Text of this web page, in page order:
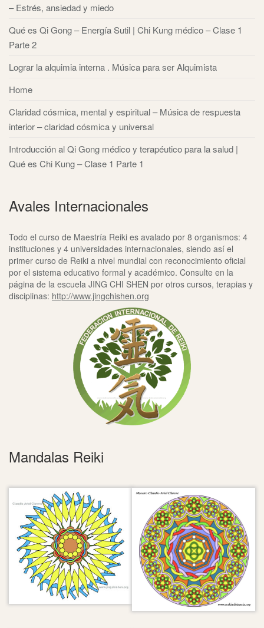
– Estrés, ansiedad y miedo
Qué es Qi Gong – Energía Sutil | Chi Kung médico – Clase 1
Parte 2
Lograr la alquimia interna . Música para ser Alquimista
Home
Claridad cósmica, mental y espiritual – Música de respuesta
interior – claridad cósmica y universal
Introducción al Qi Gong médico y terapéutico para la salud |
Qué es Chi Kung – Clase 1 Parte 1
Avales Internacionales
Todo el curso de Maestría Reiki es avalado por 8 organismos: 4
instituciones y 4 universidades internacionales, siendo así el
primer curso de Reiki a nivel mundial con reconocimiento oficial
por el sistema educativo formal y académico. Consulte en la
página de la escuela JING CHI SHEN por otros cursos, terapias y
disciplinas: http://www.jingchishen.org
Mandalas Reiki